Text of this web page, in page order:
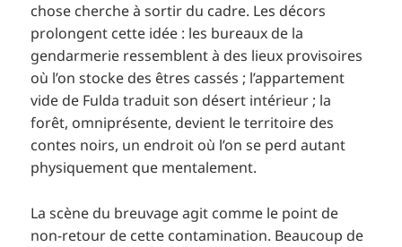
chose cherche à sortir du cadre. Les décors
prolongent cette idée : les bureaux de la
gendarmerie ressemblent à des lieux provisoires
où l’on stocke des êtres cassés ; l’appartement
vide de Fulda traduit son désert intérieur ; la
forêt, omniprésente, devient le territoire des
contes noirs, un endroit où l’on se perd autant
physiquement que mentalement.
La scène du breuvage agit comme le point de
non-retour de cette contamination. Beaucoup de